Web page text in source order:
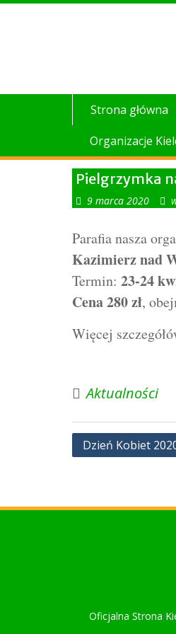
Skip
Strona główna
Organizacje
Pielgrzymka
9 marca 2020
Parafia nasza
Kazimierz nad
Termin: 23-24
Cena 280 zł,
Więcej
Aktualności
Nawigacja
Dzień Kobiet
Oficjalna Strona